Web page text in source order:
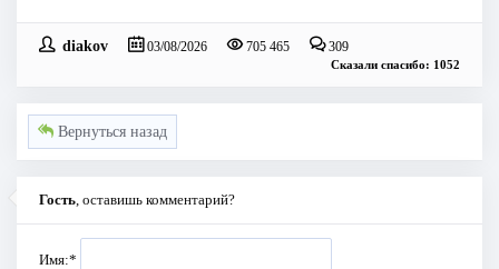
diakov 03/08/2026 705 465 309
Сказали спасибо: 1052
Вернуться назад
Гость , оставишь комментарий?
Имя:*